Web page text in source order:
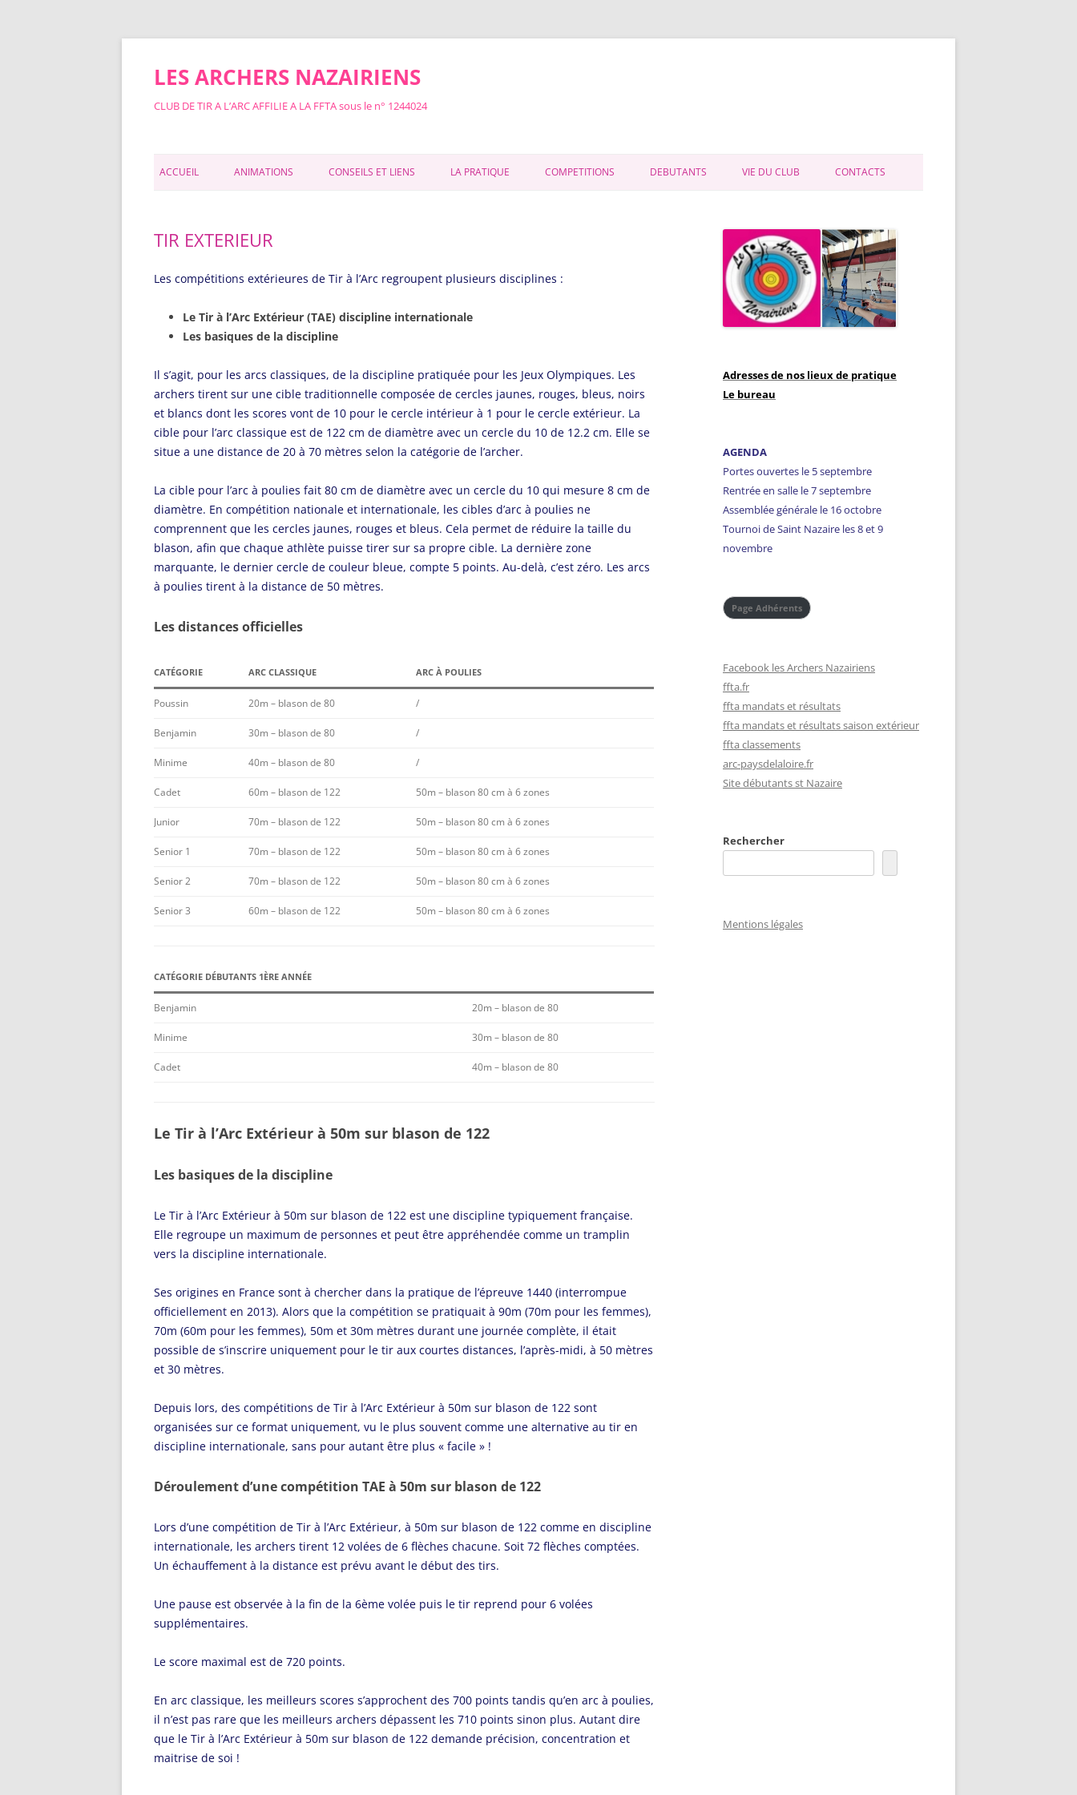
Aller
LES ARCHERS NAZAIRIENS
CLUB DE TIR A L’ARC AFFILIE A LA FFTA sous le n° 1244024
ACCUEIL ANIMATIONS CONSEILS ET LIENS LA PRATIQUE
ADHESION
COMPETITIONS DEBUTANTS
CONCOURS DEPARTEMENTAL
DEBUTANTS
VIE DU CLUB
ADMINISTRATION
HISTORIQUE
NOS STATUTS
CONTACTS
TIR EXTERIEUR
Les compétitions extérieures de Tir à l’Arc regroupent plusieurs disciplines :
Le Tir à l’Arc Extérieur (TAE) discipline internationale
Les basiques de la discipline
Il s’agit, pour les arcs classiques, de la discipline pratiquée pour les Jeux Olympiques. Les
archers tirent sur une cible traditionnelle composée de cercles jaunes, rouges, bleus, noirs
et blancs dont les scores vont de 10 pour le cercle intérieur à 1 pour le cercle extérieur. La
cible pour l’arc classique est de 122 cm de diamètre avec un cercle du 10 de 12.2 cm. Elle se
situe a une distance de 20 à 70 mètres selon la catégorie de l’archer.
La cible pour l’arc à poulies fait 80 cm de diamètre avec un cercle du 10 qui mesure 8 cm de
diamètre. En compétition nationale et internationale, les cibles d’arc à poulies ne
comprennent que les cercles jaunes, rouges et bleus. Cela permet de réduire la taille du
blason, afin que chaque athlète puisse tirer sur sa propre cible. La dernière zone
marquante, le dernier cercle de couleur bleue, compte 5 points. Au-delà, c’est zéro. Les arcs
à poulies tirent à la distance de 50 mètres.
Les distances officielles
CATÉGORIE ARC CLASSIQUE ARC À POULIES
Poussin 20m – blason de 80 /
Benjamin 30m – blason de 80 /
Minime 40m – blason de 80 /
Cadet 60m – blason de 122 50m – blason 80 cm à 6 zones
Junior 70m – blason de 122 50m – blason 80 cm à 6 zones
Senior 1 70m – blason de 122 50m – blason 80 cm à 6 zones
Senior 2 70m – blason de 122 50m – blason 80 cm à 6 zones
Senior 3 60m – blason de 122 50m – blason 80 cm à 6 zones
CATÉGORIE DÉBUTANTS 1ÈRE ANNÉE
Benjamin 20m – blason de 80
Minime 30m – blason de 80
Cadet 40m – blason de 80
Le Tir à l’Arc Extérieur à 50m sur blason de 122
Les basiques de la discipline
Le Tir à l’Arc Extérieur à 50m sur blason de 122 est une discipline typiquement française.
Elle regroupe un maximum de personnes et peut être appréhendée comme un tramplin
vers la discipline internationale.
Ses origines en France sont à chercher dans la pratique de l’épreuve 1440 (interrompue
officiellement en 2013). Alors que la compétition se pratiquait à 90m (70m pour les femmes),
70m (60m pour les femmes), 50m et 30m mètres durant une journée complète, il était
possible de s’inscrire uniquement pour le tir aux courtes distances, l’après-midi, à 50 mètres
et 30 mètres.
Depuis lors, des compétitions de Tir à l’Arc Extérieur à 50m sur blason de 122 sont
organisées sur ce format uniquement, vu le plus souvent comme une alternative au tir en
discipline internationale, sans pour autant être plus « facile » !
Déroulement d’une compétition TAE à 50m sur blason de 122
Lors d’une compétition de Tir à l’Arc Extérieur, à 50m sur blason de 122 comme en discipline
internationale, les archers tirent 12 volées de 6 flèches chacune. Soit 72 flèches comptées.
Un échauffement à la distance est prévu avant le début des tirs.
Une pause est observée à la fin de la 6ème volée puis le tir reprend pour 6 volées
supplémentaires.
Le score maximal est de 720 points.
En arc classique, les meilleurs scores s’approchent des 700 points tandis qu’en arc à poulies,
il n’est pas rare que les meilleurs archers dépassent les 710 points sinon plus. Autant dire
que le Tir à l’Arc Extérieur à 50m sur blason de 122 demande précision, concentration et
maitrise de soi !
Adresses de nos lieux de pratique
Le bureau
AGENDA
Portes ouvertes le 5 septembre
Rentrée en salle le 7 septembre
Assemblée générale le 16 octobre
Tournoi de Saint Nazaire les 8 et 9
novembre
Page Adhérents
Facebook les Archers Nazairiens
ffta.fr
ffta mandats et résultats
ffta mandats et résultats saison extérieur
ffta classements
arc-paysdelaloire.fr
Site débutants st Nazaire
Rechercher
Mentions légales